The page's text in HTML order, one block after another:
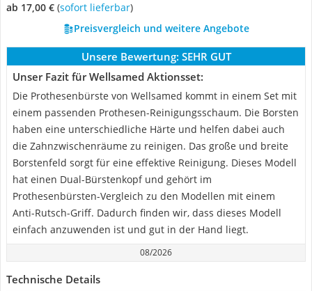
ab 17,00 € ( Sofort lieferbar)
Preisvergleich und weitere Angebote
Unsere Bewertung: SEHR GUT
Unser Fazit für Wellsamed Aktionsset:
Die Prothesenbürste von Wellsamed kommt in einem Set mit
einem passenden Prothesen-Reinigungsschaum. Die Borsten
haben eine unterschiedliche Härte und helfen dabei auch
die Zahnzwischenräume zu reinigen. Das große und breite
Borstenfeld sorgt für eine effektive Reinigung. Dieses Modell
hat einen Dual-Bürstenkopf und gehört im
Prothesenbürsten-Vergleich zu den Modellen mit einem
Anti-Rutsch-Griff. Dadurch finden wir, dass dieses Modell
einfach anzuwenden ist und gut in der Hand liegt.
08/2026
Technische Details